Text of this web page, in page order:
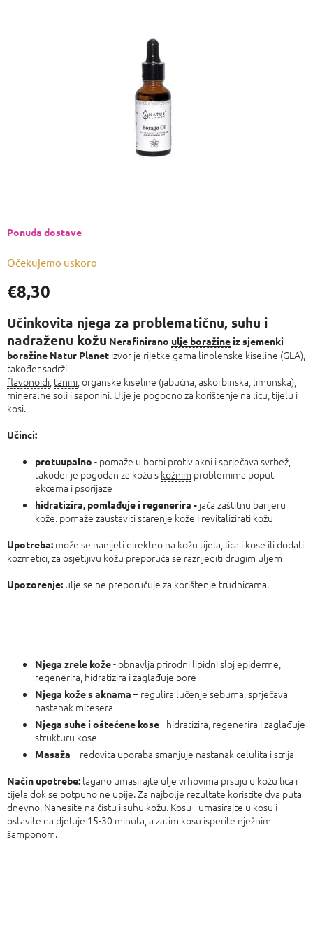
€8,30
Izmjeri
cijenu:
Očekujemo uskoro
Ponuda dostave
Učinkovita njega za problematičnu, suhu i
nadraženu kožu Nerafinirano ulje boražine iz sjemenki
boražine Natur Planet izvor je rijetke gama linolenske kiseline (GLA),
također sadrži
flavonoidi tanini , organske kiseline (jabučna, askorbinska, limunska),
mineralne soli isaponini. Ulje je pogodno za korištenje na licu, tijelu i
kosi.
Učinci:
protuupalno - pomaže u borbi protiv akni i sprječava svrbež,
također je pogodan za kožu s kožnim problemima poput
ekcema i psorijaze
hidratizira, pomlađuje i regenerira - jača zaštitnu barijeru
kože. pomaže zaustaviti starenje kože i revitalizirati kožu
Upotreba: može se nanijeti direktno na kožu tijela, lica i kose ili dodati
kozmetici, za osjetljivu kožu preporuča se razrijediti drugim uljem
Upozorenje: ulje se ne preporučuje za korištenje trudnicama.
Njega zrele kože- obnavlja prirodni lipidni sloj epiderme,
regenerira, hidratizira i zaglađuje bore
Njega kože s aknama – regulira lučenje sebuma, sprječava
nastanak mitesera
Njega suhe i oštećene kose- hidratizira, regenerira i zaglađuje
strukturu kose
Masaža – redovita uporaba smanjuje nastanak celulita i strija
Način upotrebe: lagano umasirajte ulje vrhovima prstiju u kožu lica i
tijela dok se potpuno ne upije. Za najbolje rezultate koristite dva puta
dnevno. Nanesite na čistu i suhu kožu. Kosu - umasirajte u kosu i
ostavite da djeluje 15-30 minuta, a zatim kosu isperite nježnim
šamponom.